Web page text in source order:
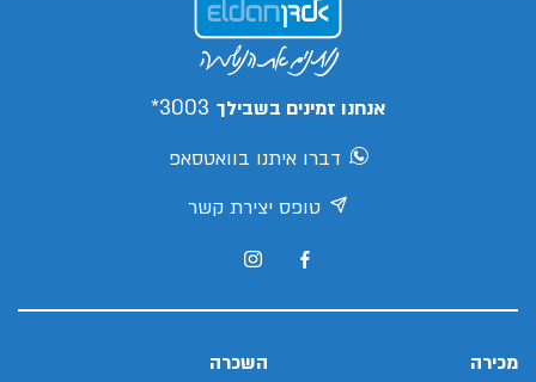
אנחנו זמינים בשבילך 3003*
דברו איתנו בוואטסאפ
טופס יצירת קשר
מכירה השכרה